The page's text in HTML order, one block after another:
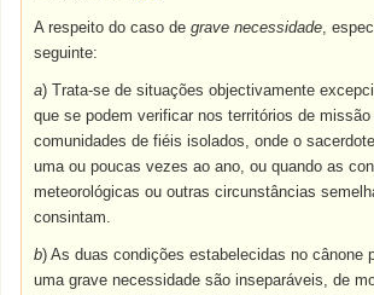
A respeito do caso degrave necessidade,
seguinte:
a) Trata-se de situações objectivamente
que se podem verificar nos territórios de missão
comunidades de fiéis isolados, onde o
uma ou poucas vezes ao ano, ou quando as
meteorológicas ou outras circunstâncias
consintam.
b) As duas condições estabelecidas no cânone
uma grave necessidade são inseparáveis, de